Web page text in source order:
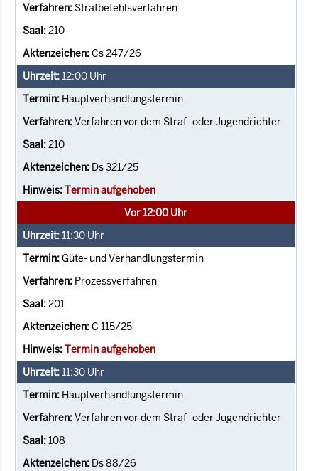
Strafbefehlsverfahren
210
Cs 247/26
12:00 Uhr
Hauptverhandlungstermin
Verfahren vor dem Straf- oder Jugendrichter
210
Ds 321/25
Termin aufgehoben
Vor 12:00 Uhr
11:30 Uhr
Güte- und Verhandlungstermin
Prozessverfahren
201
C 115/25
Termin aufgehoben
11:30 Uhr
Hauptverhandlungstermin
Verfahren vor dem Straf- oder Jugendrichter
108
Ds 88/26